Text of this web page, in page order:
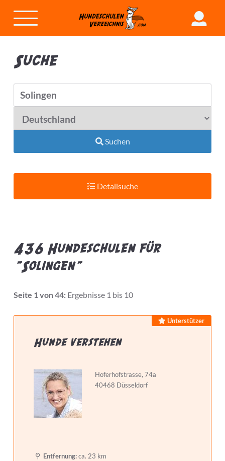
Suche
Suchen
Detailsuche
Bietet Leistung
hat Zertifizierungen
hat Weiterbildungen
436 Hundeschulen für
"Solingen"
Seite 1 von 44:Ergebnisse 1 bis 10
Unterstützer
Hunde verstehen
Hoferhofstrasse, 74a
40468 Düsseldorf
Entfernung:ca. 23 km